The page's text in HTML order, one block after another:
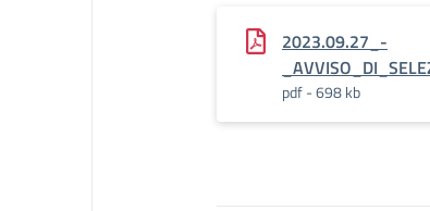
2023.09.27_-
pdf - 698 kb